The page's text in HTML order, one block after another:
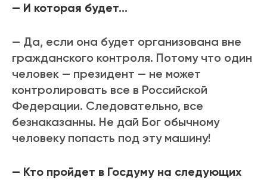
— И которая будет…
— Да, если она будет организована вне
гражданского контроля. Потому что один
человек — президент — не может
контролировать все в Российской
Федерации. Следовательно, все
безнаказанны. Не дай Бог обычному
человеку попасть под эту машину!
— Кто пройдет в Госдуму на следующих